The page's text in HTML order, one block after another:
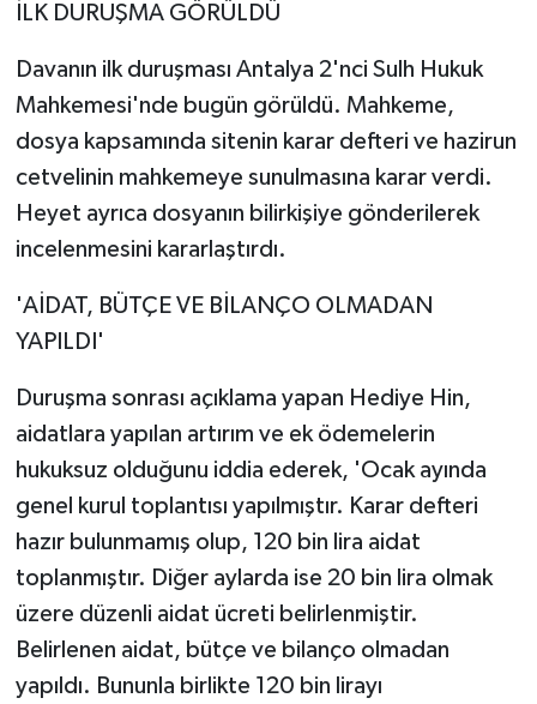
İLK DURUŞMA GÖRÜLDÜ
Davanın ilk duruşması Antalya 2'nci Sulh Hukuk
Mahkemesi'nde bugün görüldü. Mahkeme,
dosya kapsamında sitenin karar defteri ve hazirun
cetvelinin mahkemeye sunulmasına karar verdi.
Heyet ayrıca dosyanın bilirkişiye gönderilerek
incelenmesini kararlaştırdı.
'AİDAT, BÜTÇE VE BİLANÇO OLMADAN
YAPILDI'
Duruşma sonrası açıklama yapan Hediye Hin,
aidatlara yapılan artırım ve ek ödemelerin
hukuksuz olduğunu iddia ederek, 'Ocak ayında
genel kurul toplantısı yapılmıştır. Karar defteri
hazır bulunmamış olup, 120 bin lira aidat
toplanmıştır. Diğer aylarda ise 20 bin lira olmak
üzere düzenli aidat ücreti belirlenmiştir.
Belirlenen aidat, bütçe ve bilanço olmadan
yapıldı. Bununla birlikte 120 bin lirayı